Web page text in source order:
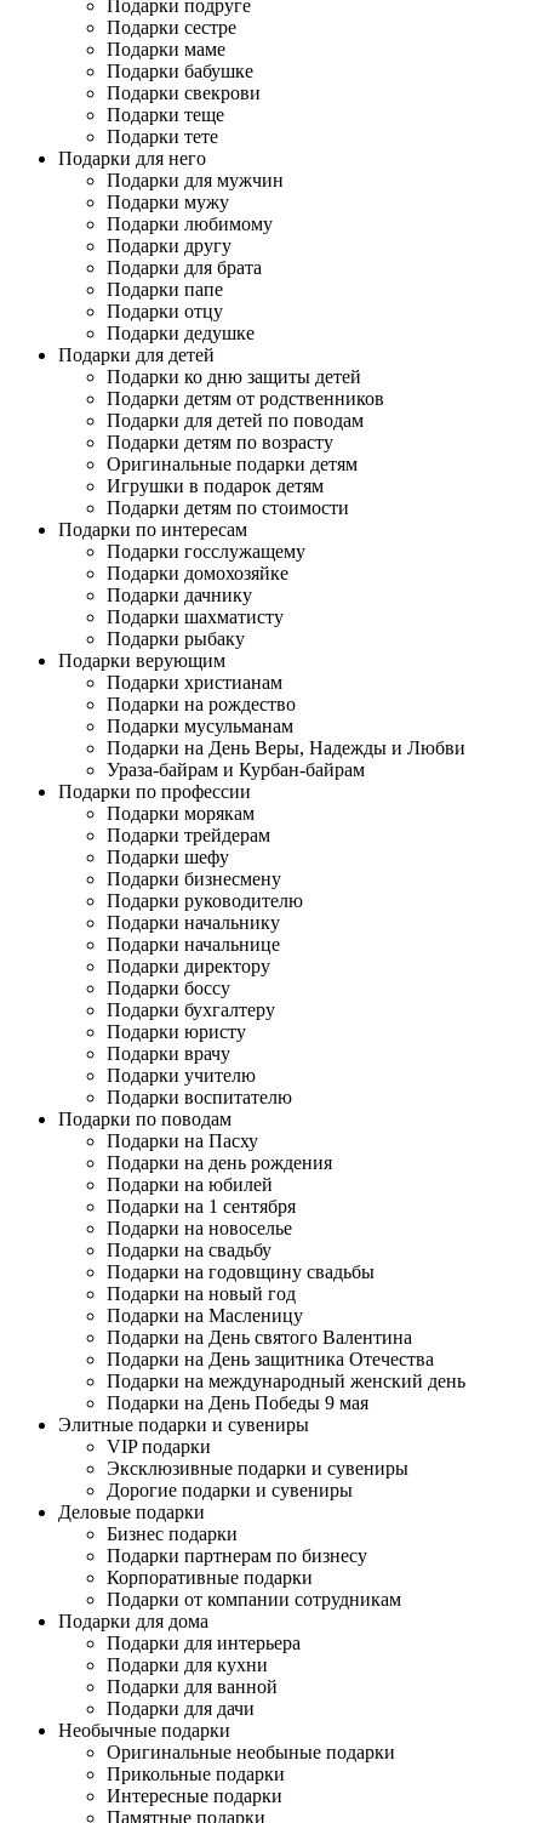
Подарки подруге
Подарки сестре
Подарки маме
Подарки бабушке
Подарки свекрови
Подарки теще
Подарки тете
Подарки для него
Подарки для мужчин
Подарки мужу
Подарки любимому
Подарки другу
Подарки для брата
Подарки папе
Подарки отцу
Подарки дедушке
Подарки для детей
Подарки ко дню защиты детей
Подарки детям от родственников
Подарки для детей по поводам
Подарки детям по возрасту
Оригинальные подарки детям
Игрушки в подарок детям
Подарки детям по стоимости
Подарки по интересам
Подарки госслужащему
Подарки домохозяйке
Подарки дачнику
Подарки шахматисту
Подарки рыбаку
Подарки верующим
Подарки христианам
Подарки на рождество
Подарки мусульманам
Подарки на День Веры, Надежды и Любви
Ураза-байрам и Курбан-байрам
Подарки по профессии
Подарки морякам
Подарки трейдерам
Подарки шефу
Подарки бизнесмену
Подарки руководителю
Подарки начальнику
Подарки начальнице
Подарки директору
Подарки боссу
Подарки бухгалтеру
Подарки юристу
Подарки врачу
Подарки учителю
Подарки воспитателю
Подарки по поводам
Подарки на Пасху
Подарки на день рождения
Подарки на юбилей
Подарки на 1 сентября
Подарки на новоселье
Подарки на свадьбу
Подарки на годовщину свадьбы
Подарки на новый год
Подарки на Масленицу
Подарки на День святого Валентина
Подарки на День защитника Отечества
Подарки на международный женский день
Подарки на День Победы 9 мая
Элитные подарки и сувениры
VIP подарки
Эксклюзивные подарки и сувениры
Дорогие подарки и сувениры
Деловые подарки
Бизнес подарки
Подарки партнерам по бизнесу
Корпоративные подарки
Подарки от компании сотрудникам
Подарки для дома
Подарки для интерьера
Подарки для кухни
Подарки для ванной
Подарки для дачи
Необычные подарки
Оригинальные необыные подарки
Прикольные подарки
Интересные подарки
Памятные подарки